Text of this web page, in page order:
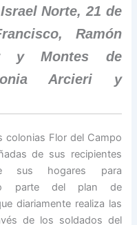
Norte, 21 de
Ramón
y Montes de
Arcieri y
colonias Flor del Campo
de sus recipientes
sus hogares para
parte del plan de
diariamente realiza las
de los soldados del